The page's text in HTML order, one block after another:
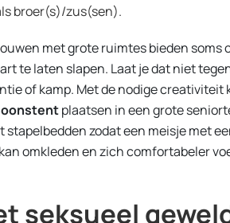
broer(s)/zus(sen).
met grote ruimtes bieden
te laten slapen. Laat je dat niet
of kamp. Met de nodige
plaatsen in een grote
stapelbedden zodat een meisje met
omkleden en zich comfortabeler
seksueel